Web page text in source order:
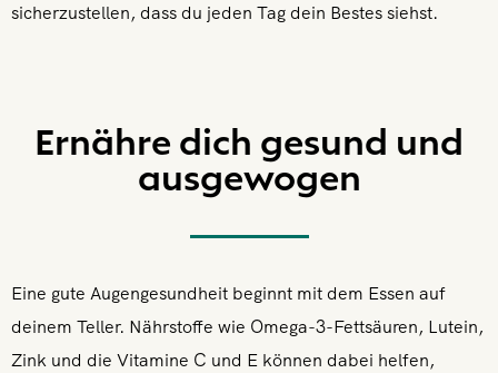
sicherzustellen, dass du jeden Tag dein Bestes siehst.
Ernähre dich gesund und
ausgewogen
Eine gute Augengesundheit beginnt mit dem Essen auf
deinem Teller. Nährstoffe wie Omega-3-Fettsäuren, Lutein,
Zink und die Vitamine C und E können dabei helfen,